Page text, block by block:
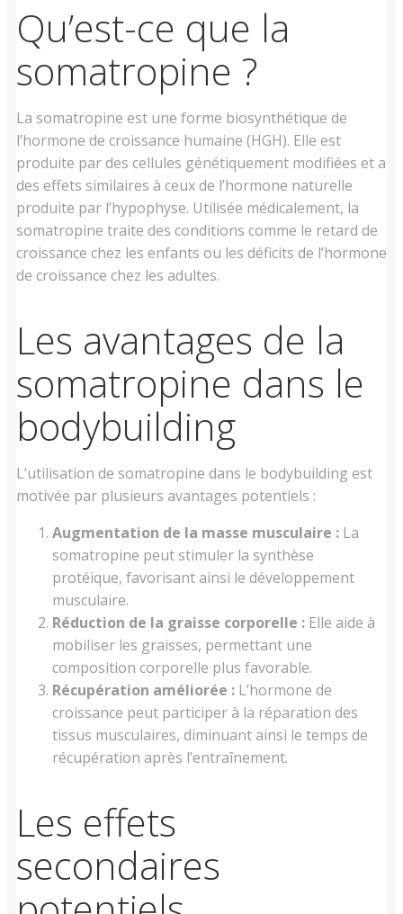
Qu’est-ce que la
somatropine ?
La somatropine est une forme biosynthétique de
l’hormone de croissance humaine (HGH). Elle est
produite par des cellules génétiquement modifiées et a
des effets similaires à ceux de l’hormone naturelle
produite par l’hypophyse. Utilisée médicalement, la
somatropine traite des conditions comme le retard de
croissance chez les enfants ou les déficits de l’hormone
de croissance chez les adultes.
Les avantages de la
somatropine dans le
bodybuilding
L’utilisation de somatropine dans le bodybuilding est
motivée par plusieurs avantages potentiels :
Augmentation de la masse musculaire : La
somatropine peut stimuler la synthèse
protéique, favorisant ainsi le développement
musculaire.
Réduction de la graisse corporelle : Elle aide à
mobiliser les graisses, permettant une
composition corporelle plus favorable.
Récupération améliorée : L’hormone de
croissance peut participer à la réparation des
tissus musculaires, diminuant ainsi le temps de
récupération après l’entraînement.
Les effets
secondaires